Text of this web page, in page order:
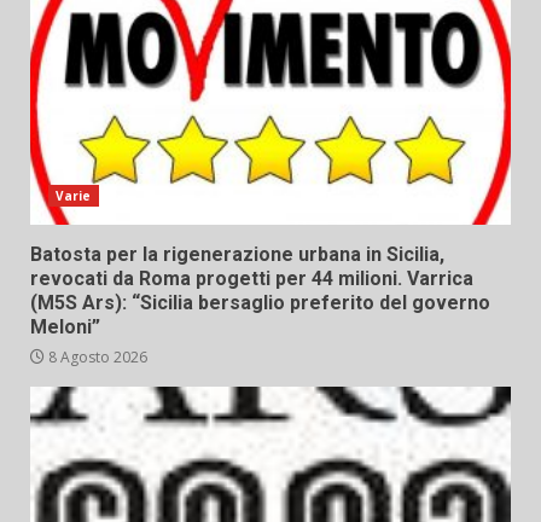
Varie
Batosta per la rigenerazione urbana in Sicilia,
revocati da Roma progetti per 44 milioni. Varrica
(M5S Ars): “Sicilia bersaglio preferito del governo
Meloni”
8 Agosto 2026